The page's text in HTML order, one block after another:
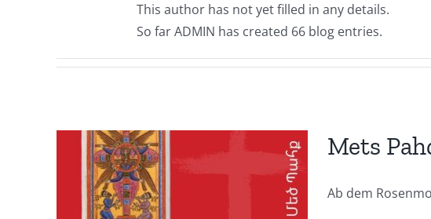
This author has not yet filled in any details.
So far ADMIN has created 66 blog entries.
Mets
Ab dem